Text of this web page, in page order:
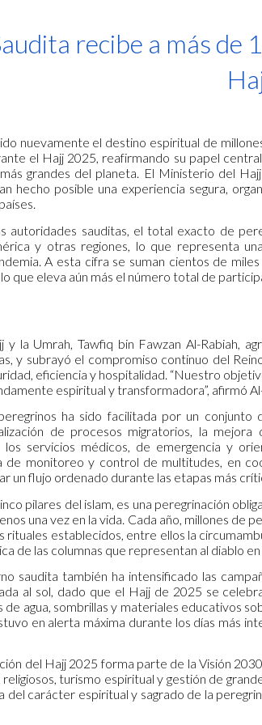
recibe a más de
nuevamente el destino espiritual de
el Hajj 2025, reafirmando su papel
grandes del planeta. El Ministerio del
hecho posible una experiencia segura,
autoridades sauditas, el total exacto de
y otras regiones, lo que representa
A esta cifra se suman cientos de
que eleva aún más el número total de
y la Umrah, Tawfiq bin Fawzan Al-Rabiah,
y subrayó el compromiso continuo del
eficiencia y hospitalidad. “Nuestro
espiritual y transformadora”, afirmó
ha sido facilitada por un conjunto
de procesos migratorios, la
servicios médicos, de emergencia y
de monitoreo y control de multitudes, en
un flujo ordenado durante las etapas más
pilares del islam, es una peregrinación
una vez en la vida. Cada año, millones de
rituales establecidos, entre ellos la
de las columnas que representan al diablo en
saudita también ha intensificado las
al sol, dado que el Hajj de 2025 se
de agua, sombrillas y materiales educativos
en alerta máxima durante los días más
del Hajj 2025 forma parte de la Visión
turismo espiritual y gestión de
del carácter espiritual y sagrado de la